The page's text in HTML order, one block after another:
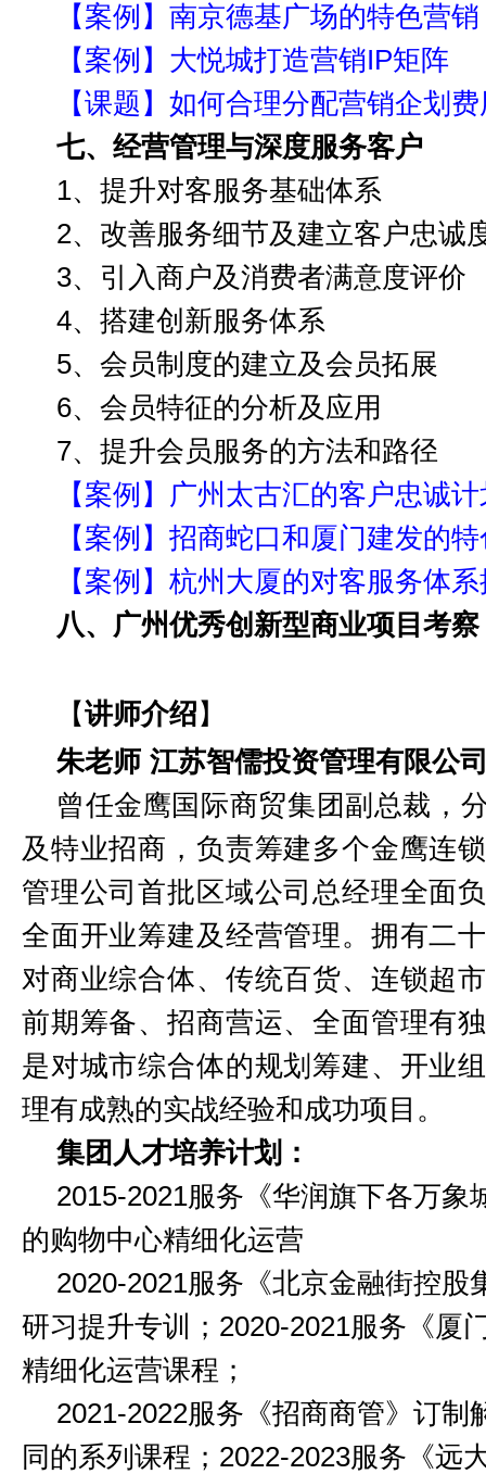
【案例】南京德基广场的特色营销
【案例】大悦城打造营销IP矩阵
【课题】如何合理分配营销企划
七、经营管理与深度服务客户
1、提升对客服务基础体系
2、改善服务细节及建立客户忠诚
3、引入商户及消费者满意度评价
4、搭建创新服务体系
5、会员制度的建立及会员拓展
6、会员特征的分析及应用
7、提升会员服务的方法和路径
【案例】广州太古汇的客户忠诚
【案例】招商蛇口和厦门建发的
【案例】杭州大厦的对客服务体
八、广州优秀创新型商业项目考察
【讲师介绍】
朱老师 江苏智儒投资管理有限公
曾任金鹰国际商贸集团副总裁，
及特业招商，负责筹建多个金鹰连
管理公司首批区域公司总经理全面
全面开业筹建及经营管理。拥有二
对商业综合体、传统百货、连锁超
前期筹备、招商营运、全面管理有
是对城市综合体的规划筹建、开业
理有成熟的实战经验和成功项目。
集团 人才培养计划 ：
2015-2021服务《华润旗下各万象
的购物中心精细化运营
2020-2021服务《北京金融街控股
研习提升专训 ； 2020-2021服务《厦
精细化运营课程；
2021-2022服务《招商商管》 订制
同的系列课程； 2022-2023服务《远